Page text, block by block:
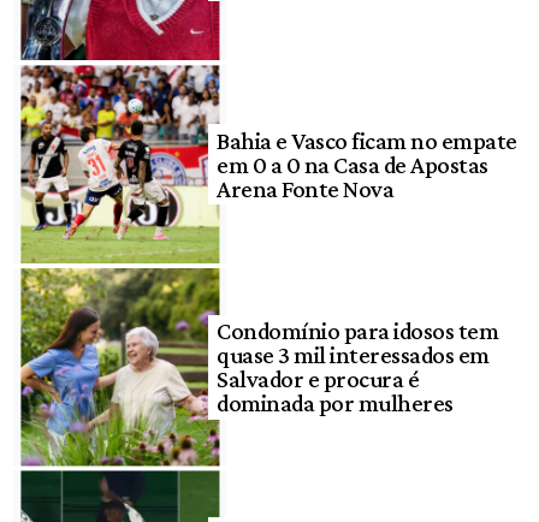
Bahia e Vasco ficam no empate
em 0 a 0 na Casa de Apostas
Arena Fonte Nova
Condomínio para idosos tem
quase 3 mil interessados em
Salvador e procura é
dominada por mulheres